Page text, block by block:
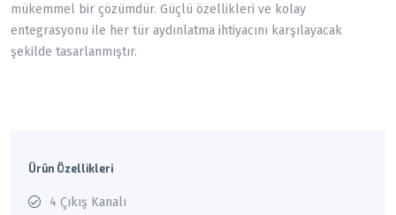
mükemmel bir çözümdür. Güçlü özellikleri ve kolay
entegrasyonu ile her tür aydınlatma ihtiyacını karşılayacak
şekilde tasarlanmıştır.
Ürün Özellikleri
4 Çıkış Kanalı